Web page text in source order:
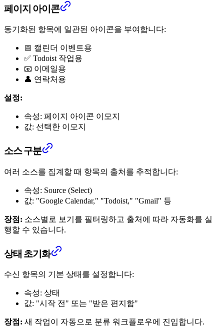
페이지 아이콘
동기화된 항목에 일관된 아이콘을 부여합니다:
📅 캘린더 이벤트용
✅ Todoist 작업용
📧 이메일용
👤 연락처용
설정:
속성: 페이지 아이콘 이모지
값: 선택한 이모지
소스 구분
여러 소스를 집계할 때 항목의 출처를 추적합니다:
속성: Source (Select)
값: "Google Calendar," "Todoist," "Gmail" 등
장점: 소스별로 보기를 필터링하고 출처에 따라 자동화를 실
행할 수 있습니다.
상태 초기화
수신 항목의 기본 상태를 설정합니다:
속성: 상태
값: "시작 전" 또는 "받은 편지함"
장점: 새 작업이 자동으로 분류 워크플로우에 진입합니다.